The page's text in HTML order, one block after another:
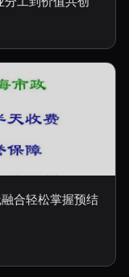
合轻松掌握预结